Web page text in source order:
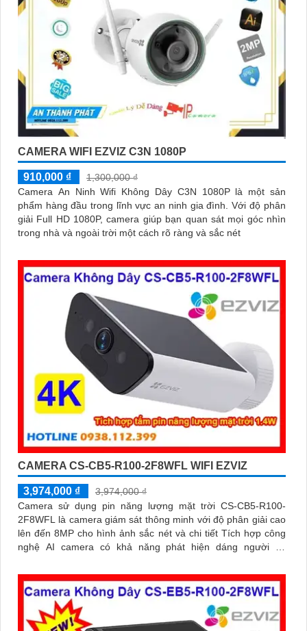
CAMERA WIFI EZVIZ C3N 1080P
910,000 ₫
1,300,000 ₫
Camera An Ninh Wifi Không Dây C3N 1080P là một sản
phẩm hàng đầu trong lĩnh vực an ninh gia đình. Với độ phân
giải Full HD 1080P, camera giúp bạn quan sát mọi góc nhìn
trong nhà và ngoài trời một cách rõ ràng và sắc nét
CAMERA CS-CB5-R100-2F8WFL WIFI EZVIZ
3,974,000 ₫
3,974,000 ₫
Camera sử dụng pin năng lượng mặt trời CS-CB5-R100-
2F8WFL là camera giám sát thông minh với độ phân giải cao
lên đến 8MP cho hình ảnh sắc nét và chi tiết Tích hợp công
nghệ AI camera có khả năng phát hiện dáng người và
chống nước IP65 phù hợp lắp đặt trong mọi điều kiện thời
tiết. Camera An Ninh CS-CB5-R100-2F8WFL có khả năng còi
hú, đèn chớp báo động, Wifi Không Dây, chức năng AI deep
learning phân biệt người & phương tiện